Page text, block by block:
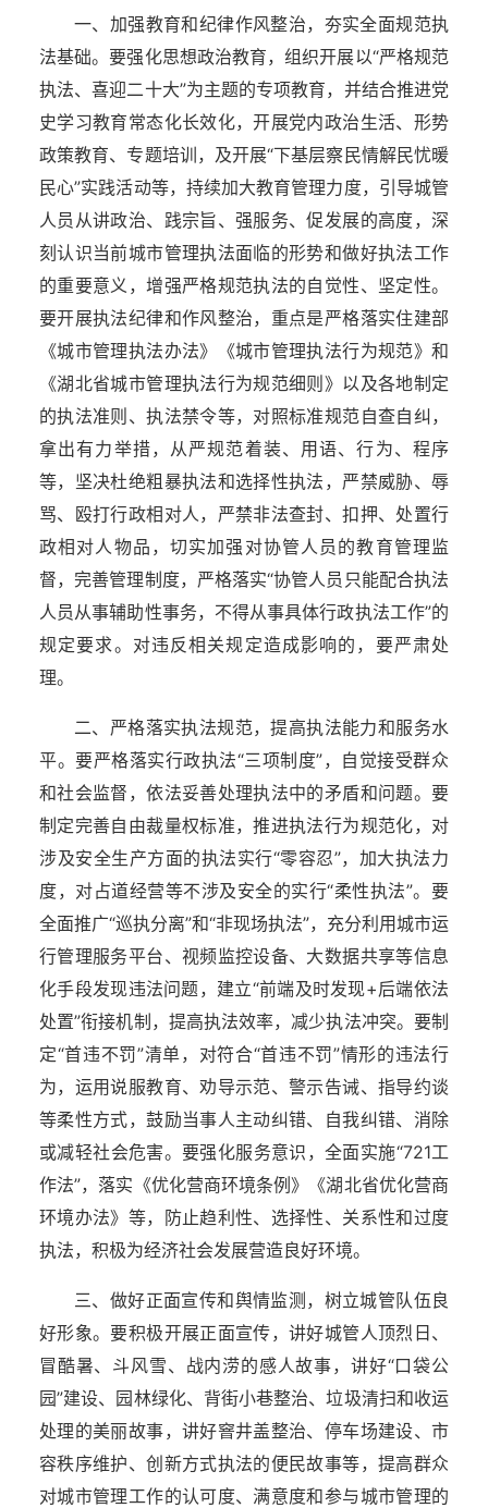
一、加强教育和纪律作风整治，夯实全面规范执
法基础。要强化思想政治教育，组织开展以“严格规范
执法、喜迎二十大”为主题的专项教育，并结合推进党
史学习教育常态化长效化，开展党内政治生活、形势
政策教育、专题培训，及开展“下基层察民情解民忧暖
民心”实践活动等，持续加大教育管理力度，引导城管
人员从讲政治、践宗旨、强服务、促发展的高度，深
刻认识当前城市管理执法面临的形势和做好执法工作
的重要意义，增强严格规范执法的自觉性、坚定性。
要开展执法纪律和作风整治，重点是严格落实住建部
《城市管理执法办法》《城市管理执法行为规范》和
《湖北省城市管理执法行为规范细则》以及各地制定
的执法准则、执法禁令等，对照标准规范自查自纠，
拿出有力举措，从严规范着装、用语、行为、程序
等，坚决杜绝粗暴执法和选择性执法，严禁威胁、辱
骂、殴打行政相对人，严禁非法查封、扣押、处置行
政相对人物品，切实加强对协管人员的教育管理监
督，完善管理制度，严格落实“协管人员只能配合执法
人员从事辅助性事务，不得从事具体行政执法工作”的
规定要求。对违反相关规定造成影响的，要严肃处
理。
二、严格落实执法规范，提高执法能力和服务水
平。要严格落实行政执法“三项制度”，自觉接受群众
和社会监督，依法妥善处理执法中的矛盾和问题。要
制定完善自由裁量权标准，推进执法行为规范化，对
涉及安全生产方面的执法实行“零容忍”，加大执法力
度，对占道经营等不涉及安全的实行“柔性执法”。要
全面推广“巡执分离”和“非现场执法”，充分利用城市运
行管理服务平台、视频监控设备、大数据共享等信息
化手段发现违法问题，建立“前端及时发现+后端依法
处置”衔接机制，提高执法效率，减少执法冲突。要制
定“首违不罚”清单，对符合“首违不罚”情形的违法行
为，运用说服教育、劝导示范、警示告诫、指导约谈
等柔性方式，鼓励当事人主动纠错、自我纠错、消除
或减轻社会危害。要强化服务意识，全面实施“721工
作法”，落实《优化营商环境条例》《湖北省优化营商
环境办法》等，防止趋利性、选择性、关系性和过度
执法，积极为经济社会发展营造良好环境。
三、做好正面宣传和舆情监测，树立城管队伍良
好形象。要积极开展正面宣传，讲好城管人顶烈日、
冒酷暑、斗风雪、战内涝的感人故事，讲好“口袋公
园”建设、园林绿化、背街小巷整治、垃圾清扫和收运
处理的美丽故事，讲好窨井盖整治、停车场建设、市
容秩序维护、创新方式执法的便民故事等，提高群众
对城市管理工作的认可度、满意度和参与城市管理的